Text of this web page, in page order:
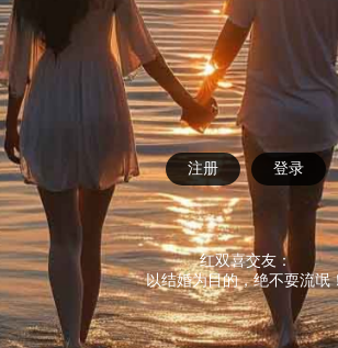
注册 登录
红双喜交友：
以结婚为目的，绝不耍流氓